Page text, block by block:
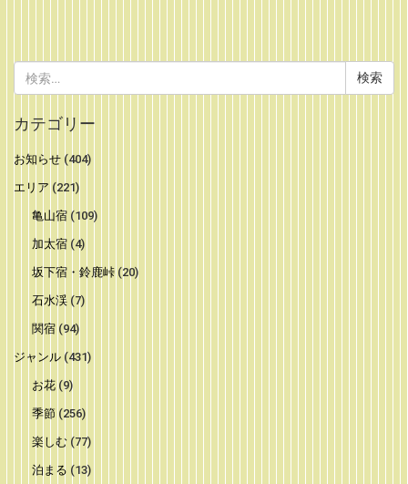
索:
カテゴリー
お知らせ (404)
エリア (221)
亀山宿(109)
加太宿(4)
坂下宿・鈴鹿峠(20)
石水渓(7)
関宿(94)
ジャンル (431)
お花(9)
季節 (256)
楽しむ (77)
泊まる (13)